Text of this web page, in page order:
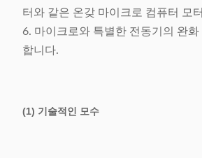
터와 같은 온갖 마이크로 컴퓨터 모
6. 마이크로와 특별한 전동기의 완
합니다.
(1) 기술적인 모수